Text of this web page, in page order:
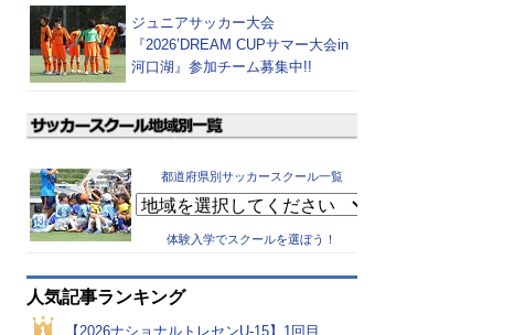
ジュニアサッカー大会
『2026’DREAM CUPサマー大会in
河口湖』参加チーム募集中!!
都道府県別サッカースクール一覧
体験入学でスクールを選ぼう！
人気記事ランキング
【2026ナショナルトレセンU-15】1回目